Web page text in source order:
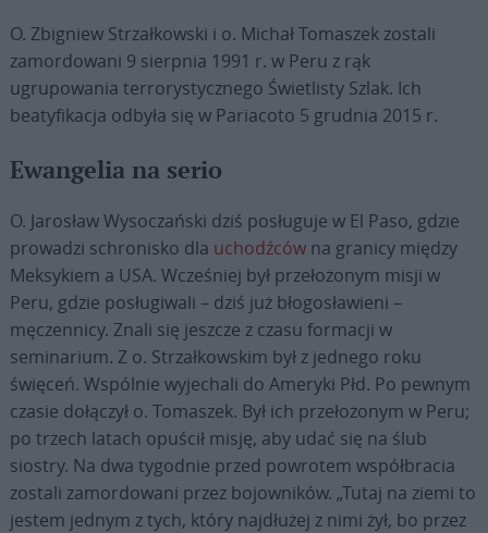
O. Zbigniew Strzałkowski i o. Michał Tomaszek zostali
zamordowani 9 sierpnia 1991 r. w Peru z rąk
ugrupowania terrorystycznego Świetlisty Szlak. Ich
beatyfikacja odbyła się w Pariacoto 5 grudnia 2015 r.
Ewangelia na serio
O. Jarosław Wysoczański dziś posługuje w El Paso, gdzie
prowadzi schronisko dla uchodźcówna granicy między
Meksykiem a USA. Wcześniej był przełożonym misji w
Peru, gdzie posługiwali – dziś już błogosławieni –
męczennicy. Znali się jeszcze z czasu formacji w
seminarium. Z o. Strzałkowskim był z jednego roku
święceń. Wspólnie wyjechali do Ameryki Płd. Po pewnym
czasie dołączył o. Tomaszek. Był ich przełożonym w Peru;
po trzech latach opuścił misję, aby udać się na ślub
siostry. Na dwa tygodnie przed powrotem współbracia
zostali zamordowani przez bojowników. „Tutaj na ziemi to
jestem jednym z tych, który najdłużej z nimi żył, bo przez